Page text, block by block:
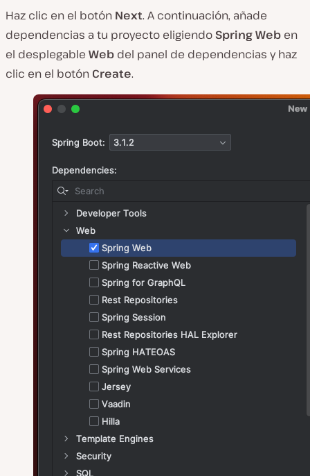
Haz clic en el botón Next. A continuación, añade
dependencias a tu proyecto eligiendo Spring Web en
el desplegable Web del panel de dependencias y haz
clic en el botón Create.